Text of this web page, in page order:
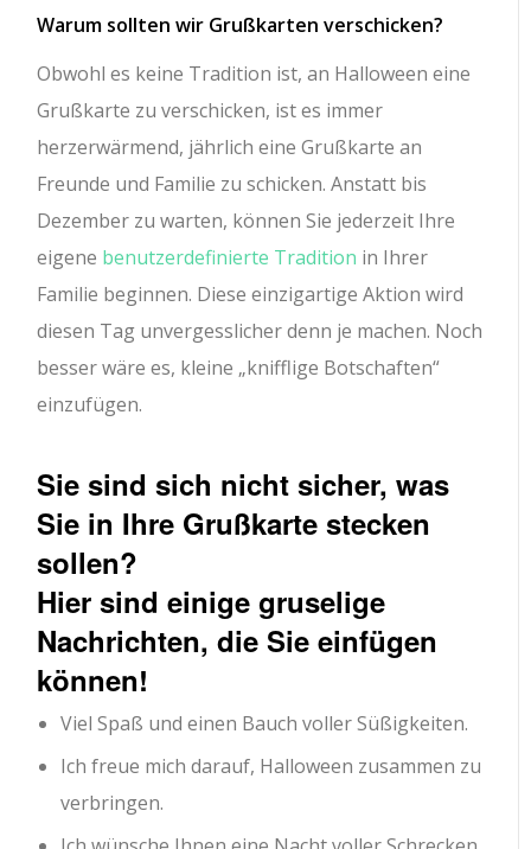
Warum sollten wir Grußkarten verschicken?
Obwohl es keine Tradition ist, an Halloween eine
Grußkarte zu verschicken, ist es immer
herzerwärmend, jährlich eine Grußkarte an
Freunde und Familie zu schicken. Anstatt bis
Dezember zu warten, können Sie jederzeit Ihre
eigene benutzerdefinierte Tradition in Ihrer
Familie beginnen. Diese einzigartige Aktion wird
diesen Tag unvergesslicher denn je machen. Noch
besser wäre es, kleine „knifflige Botschaften“
einzufügen.
Sie sind sich nicht sicher, was
Sie in Ihre Grußkarte stecken
sollen?
Hier sind einige gruselige
Nachrichten, die Sie einfügen
können!
Viel Spaß und einen Bauch voller Süßigkeiten.
Ich freue mich darauf, Halloween zusammen zu
verbringen.